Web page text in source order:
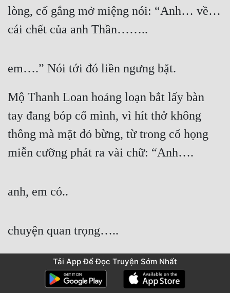
lòng, cố gắng mở miệng nói: “Anh… về…
cái chết của anh Thần……..
em….” Nói tới đó liền ngưng bặt.
Mộ Thanh Loan hoảng loạn bắt lấy bàn
tay đang bóp cổ mình, vì hít thở không
thông mà mặt đỏ bừng, từ trong cổ họng
miễn cưỡng phát ra vài chữ: “Anh….
anh, em có..
chuyện quan trọng…..
muốn nói……………… cho anh!”
Tải App Để Đọc Truyện Sớm Nhất